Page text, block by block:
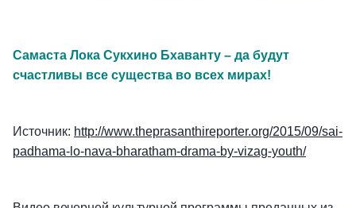
Самаста Лока Сукхино Бхаванту – да будут
счастливы все существа во всех мирах!
Источник: http://www.theprasanthireporter.org/2015/09/sai-
padhama-lo-nava-bharatham-drama-by-vizag-youth/